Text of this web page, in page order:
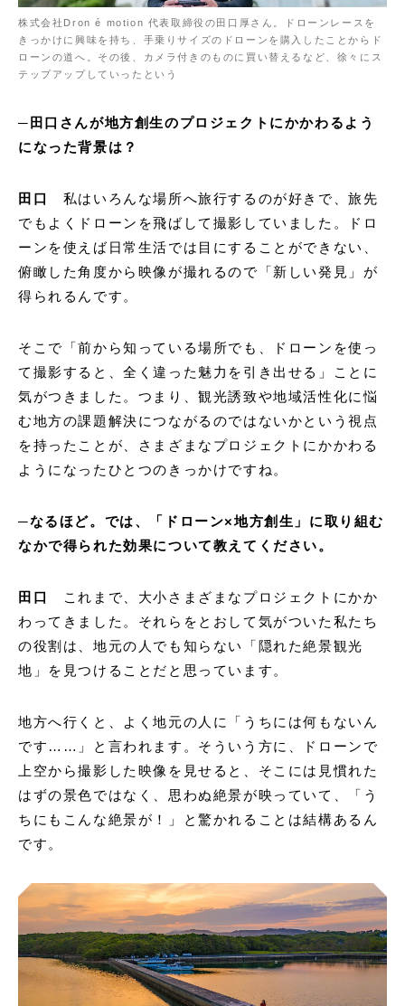
株式会社Dron é motion 代表取締役の田口厚さん。ドローンレースを
きっかけに興味を持ち、手乗りサイズのドローンを購入したことからド
ローンの道へ。その後、カメラ付きのものに買い替えるなど、徐々にス
テップアップしていったという
─田口さんが地方創生のプロジェクトにかかわるよう
になった背景は？
田口
私はいろんな場所へ旅行するのが好きで、旅先
でもよくドローンを飛ばして撮影していました。ドロ
ーンを使えば日常生活では目にすることができない、
俯瞰した角度から映像が撮れるので「新しい発見」が
得られるんです。
そこで「前から知っている場所でも、ドローンを使っ
て撮影すると、全く違った魅力を引き出せる」ことに
気がつきました。つまり、観光誘致や地域活性化に悩
む地方の課題解決につながるのではないかという視点
を持ったことが、さまざまなプロジェクトにかかわる
ようになったひとつのきっかけですね。
─なるほど。では、「ドローン×地方創生」に取り組む
なかで得られた効果について教えてください。
田口
これまで、大小さまざまなプロジェクトにかか
わってきました。それらをとおして気がついた私たち
の役割は、地元の人でも知らない「隠れた絶景観光
地」を見つけることだと思っています。
地方へ行くと、よく地元の人に「うちには何もないん
です……」と言われます。そういう方に、ドローンで
上空から撮影した映像を見せると、そこには見慣れた
はずの景色ではなく、思わぬ絶景が映っていて、「う
ちにもこんな絶景が！」と驚かれることは結構あるん
です。